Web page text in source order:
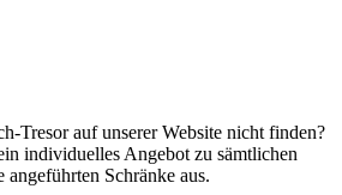
Tresor auf unserer Website nicht finden?
individuelles Angebot zu sämtlichen
angeführten Schränke aus.